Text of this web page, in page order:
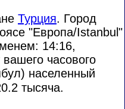
Турция. Город
"Европа/Istanbul"
14:16,
часового
населенный
тысяча.